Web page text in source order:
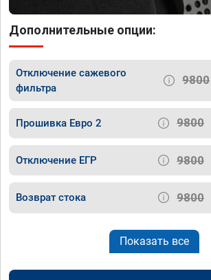
Дополнительные опции:
Отключение сажевого
фильтра
9800
Прошивка Евро 2 9800
Отключение ЕГР 9800
Возврат стока 9800
Показать все